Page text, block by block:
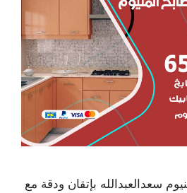
سعدالعبدالله بإتقان ودقة مع